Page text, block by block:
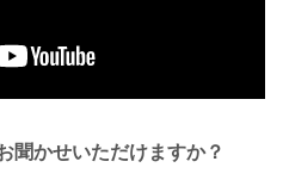
聞かせいただけますか？